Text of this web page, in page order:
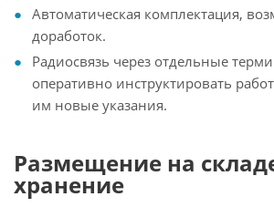
Автоматическая комплектация,
доработок.
Радиосвязь через отдельные
оперативно инструктировать
им новые указания.
Размещение на
хранение